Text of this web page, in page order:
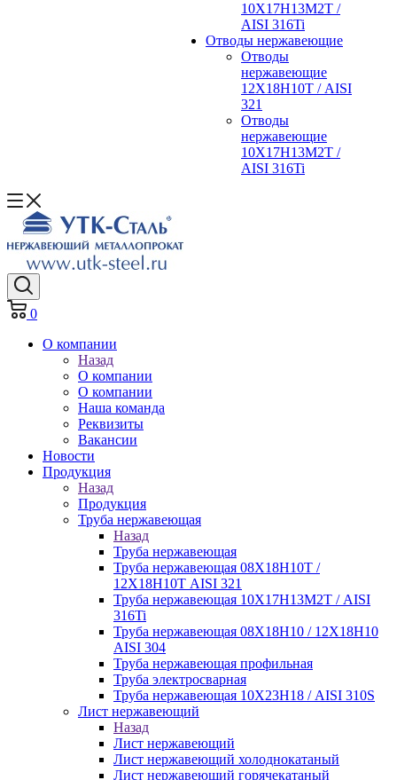
10Х17Н13М2Т /
AISI 316Ti
Отводы нержавеющие
Отводы
нержавеющие
12Х18Н10Т / AISI
321
Отводы
нержавеющие
10Х17Н13М2Т /
AISI 316Ti
0
О компании
Назад
О компании
О компании
Наша команда
Реквизиты
Вакансии
Новости
Продукция
Назад
Продукция
Труба нержавеющая
Назад
Труба нержавеющая
Труба нержавеющая 08Х18Н10Т /
12Х18Н10Т AISI 321
Труба нержавеющая 10Х17Н13М2Т / AISI
316Ti
Труба нержавеющая 08Х18Н10 / 12Х18Н10
AISI 304
Труба нержавеющая профильная
Труба электросварная
Труба нержавеющая 10Х23Н18 / AISI 310S
Лист нержавеющий
Назад
Лист нержавеющий
Лист нержавеющий холоднокатаный
Лист нержавеющий горячекатаный